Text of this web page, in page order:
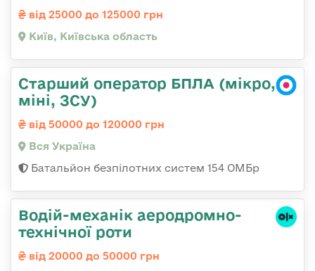
від 25000 до 125000 грн
Київ, Київська область
Старший оператор БПЛА (мікро,
міні, ЗСУ)
від 50000 до 120000 грн
Вся Україна
Батальйон безпілотних систем 154 ОМБр
Водій-механік аеродромно-
технічної роти
від 20000 до 50000 грн